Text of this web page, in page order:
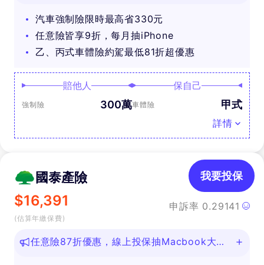
汽車強制險限時最高省330元
任意險皆享9折，每月抽iPhone
乙、丙式車體險約駕最低81折超優惠
賠他人
強制險 300萬
保自己
車體險 甲式
詳情
國泰產險
$16,391
(估算年繳保費)
申訴率 0.29141
我要投保
任意險87折優惠，線上投保抽Macbook大